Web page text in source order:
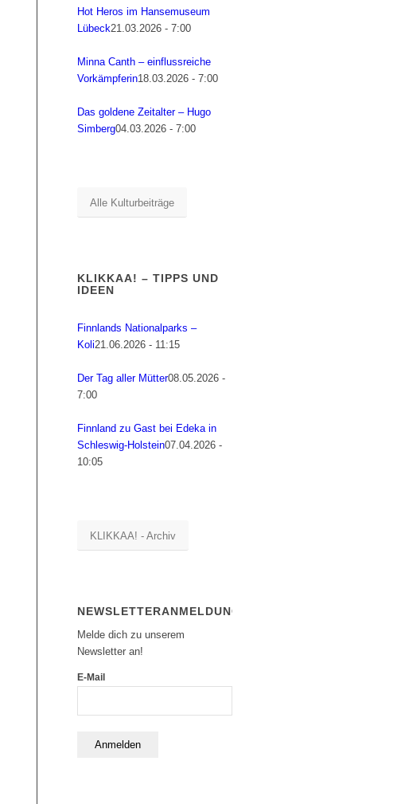
Hot Heros im Hansemuseum
Lübeck21.03.2026 - 7:00
Minna Canth – einflussreiche
Vorkämpferin18.03.2026 - 7:00
Das goldene Zeitalter – Hugo
Simberg04.03.2026 - 7:00
Alle Kulturbeiträge
KLIKKAA! – TIPPS UND
IDEEN
Finnlands Nationalparks –
Koli21.06.2026 - 11:15
Der Tag aller Mütter08.05.2026 -
7:00
Finnland zu Gast bei Edeka in
Schleswig-Holstein07.04.2026 -
10:05
KLIKKAA! - Archiv
NEWSLETTERANMELDUNG
Melde dich zu unserem
Newsletter an!
E-Mail
Anmelden